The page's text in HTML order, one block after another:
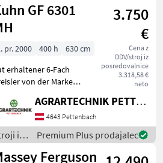
GF 6301
3.750
€
Cena z
DDV/stroj iz
posredovalnice
3.318,58 €
neto
pr. 2000 400 h
630 cm
erhaltener 6-Fach
von der Marke
Beleuchtung priklopni
osvetlitev, Zaščitna
Stroji in oprema za
in
AGRARTECHNIK PETTENBACH GMBH
4643 Pettenbach
in
žetev
Premium Plus prodajalec
Ferguson